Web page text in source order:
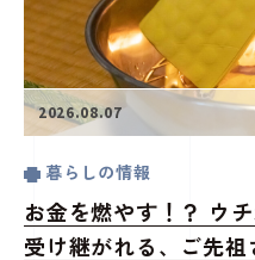
2026.08.07
暮らしの情報
お金を燃やす！？ ウ
受け継がれる、ご先